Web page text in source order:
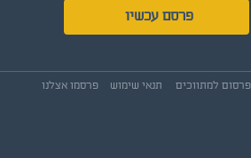
פרסם עכשיו
פרסום למתווכים תנאי שימוש פרסמו אצלנו